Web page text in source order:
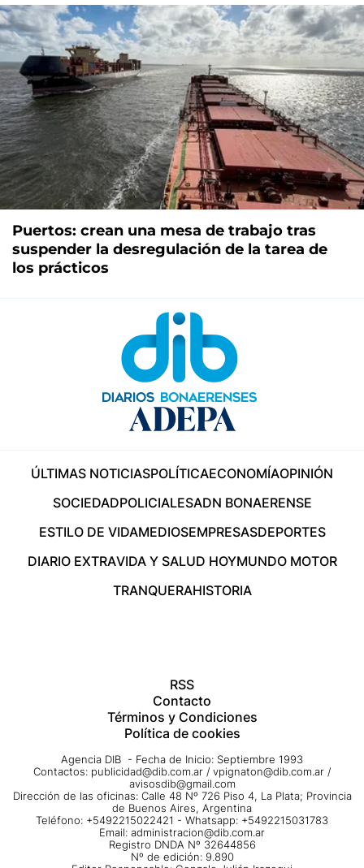
Puertos: crean una mesa de trabajo tras
suspender la desregulación de la tarea de
los prácticos
ÚLTIMAS NOTICIASPOLÍTICAECONOMÍAOPINIÓN
SOCIEDADPOLICIALESADN BONAERENSE
ESTILO DE VIDAMEDIOSEMPRESASDEPORTES
DIARIO EXTRAVIDA Y SALUD HOYMUNDO MOTOR
TRANQUERAHISTORIA
RSS
Contacto
Términos y Condiciones
Política de cookies
Agencia DIB - Fecha de Inicio: Septiembre 1993
Contactos: publicidad@dib.com.ar / vpignaton@dib.com.ar /
avisosdib@gmail.com
Dirección de las oficinas: Calle 48 Nº 726 Piso 4, La Plata; Provincia
de Buenos Aires, Argentina
Teléfono: +5492215022421 - Whatsapp: +5492215031783
Email: administracion@dib.com.ar
Registro DNDA Nº 32644856
Nº de edición: 9.890